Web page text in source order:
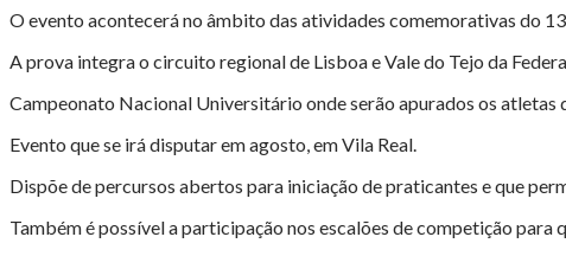
O evento acontecerá no âmbito das atividades comemorativas do
A prova integra o circuito regional de Lisboa e Vale do Tejo da
Campeonato Nacional Universitário onde serão apurados os
Evento que se irá disputar em agosto, em Vila Real.
Dispõe de percursos abertos para iniciação de praticantes e que
Também é possível a participação nos escalões de competição